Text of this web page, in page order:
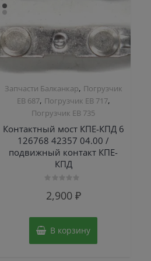
Запчасти Балканкар, Погрузчик
ЕВ 687, Погрузчик ЕВ 717,
Погрузчик ЕВ 735
Контактный мост КПЕ-КПД 6
126768 42357 04.00 /
подвижный контакт КПЕ-
КПД
02,900 ₽
В корзину